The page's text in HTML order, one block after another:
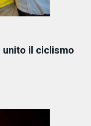
unito il ciclismo